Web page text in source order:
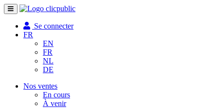
Toggle
navigation
Se connecter
FR
EN
FR
NL
DE
Nos ventes
En cours
À venir